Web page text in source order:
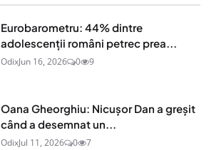
Eurobarometru: 44% dintre
adolescenţii români petrec prea...
OdixJun 16, 2026 0 9
Oana Gheorghiu: Nicușor Dan a greșit
când a desemnat un...
OdixJul 11, 2026 0 7